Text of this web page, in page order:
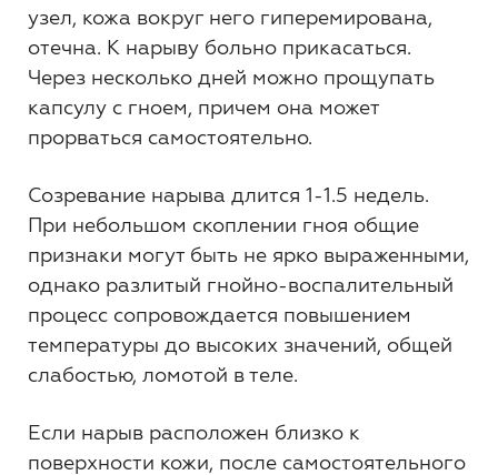
узел, кожа вокруг него гиперемирована,
отечна. К нарыву больно прикасаться.
Через несколько дней можно прощупать
капсулу с гноем, причем она может
прорваться самостоятельно.
Созревание нарыва длится 1-1.5 недель.
При небольшом скоплении гноя общие
признаки могут быть не ярко выраженными,
однако разлитый гнойно-воспалительный
процесс сопровождается повышением
температуры до высоких значений, общей
слабостью, ломотой в теле.
Если нарыв расположен близко к
поверхности кожи, после самостоятельного